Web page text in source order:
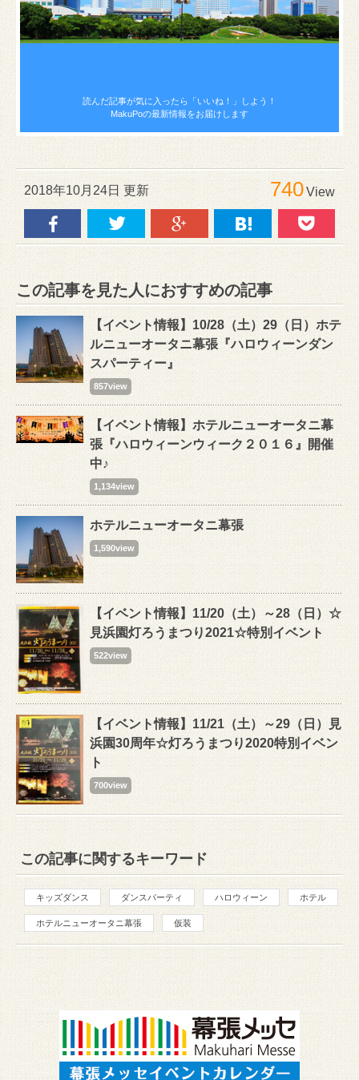
読んだ記事が気に入ったら 「いいね！」しよう！
MakuPoの最新情報をお届けします
2018年10月24日 更新 740View
この記事を見た人におすすめの記事
【イベント情報】10/28（土）29（日）ホテ
ルニューオータニ幕張『ハロウィーンダン
スパーティー』
857view
【イベント情報】ホテルニューオータニ幕
張『ハロウィーンウィーク２０１６』開催
中♪
1,134view
ホテルニューオータニ幕張
1,590view
【イベント情報】11/20（土）～28（日）☆
見浜園灯ろうまつり2021☆特別イベント
522view
【イベント情報】11/21（土）～29（日）見
浜園30周年☆灯ろうまつり2020特別イベン
ト
700view
この記事に関するキーワード
キッズダンス ダンスパーティ ハロウィーン ホテル
ホテルニューオータニ幕張 仮装